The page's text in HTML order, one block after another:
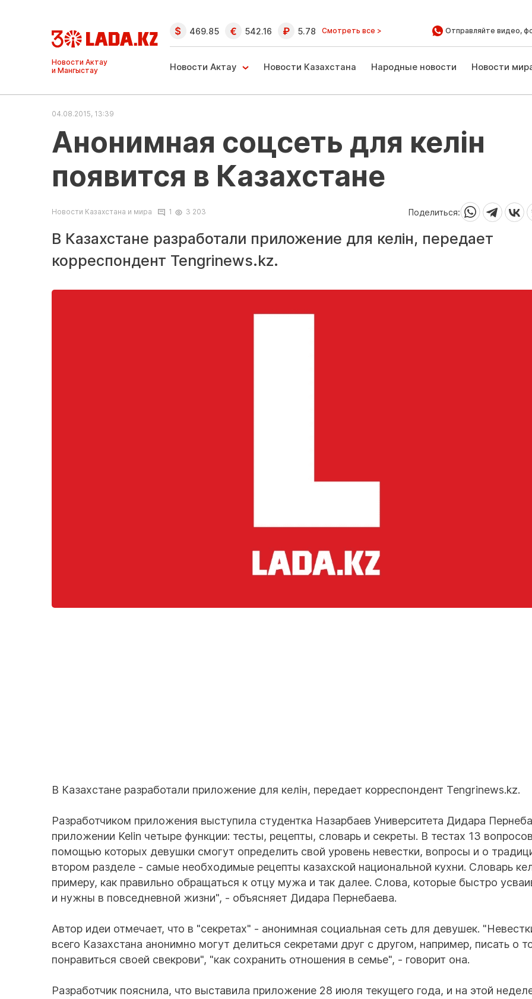
Ақтау және
Манғыстау
жаңалықтары
469.85 542.16 5.78 Смотреть все > Отправляйте видео,
Новости Актау Новости Казахстана Народные новости Новости
04.08.2015, 13:39
Анонимная соцсеть для келін
появится в Казахстане
Новости Казахстана и мира 1 3 203 Поделиться:
В Казахстане разработали приложение для келін, передает
корреспондент Tengrinews.kz.
В Казахстане разработали приложение для келін, передает корреспондент Tengrinews.kz.
Разработчиком приложения выступила студентка Назарбаев Университета Дидара
приложении Kelin четыре функции: тесты, рецепты, словарь и секреты. В тестах 13
помощью которых девушки смогут определить свой уровень невестки, вопросы и о
втором разделе - самые необходимые рецепты казахской национальной кухни. Словарь
примеру, как правильно обращаться к отцу мужа и так далее. Слова, которые быстро
и нужны в повседневной жизни", - объясняет Дидара Пернебаева.
Автор идеи отмечает, что в "секретах" - анонимная социальная сеть для девушек.
всего Казахстана анонимно могут делиться секретами друг с другом, например, писать о
понравиться своей свекрови", "как сохранить отношения в семье", - говорит она.
Разработчик пояснила, что выставила приложение 28 июля текущего года, и на этой